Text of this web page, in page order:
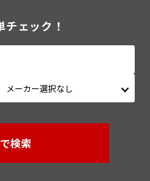
ェック！
検索